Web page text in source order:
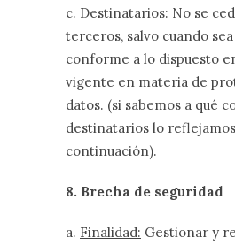
c. Destinatarios: No se
terceros, salvo cuando
conforme a lo dispuesto
vigente en materia de
datos. (si sabemos a qué
destinatarios lo
continuación).
8. Brecha de seguridad
a. Finalidad: Gestionar y